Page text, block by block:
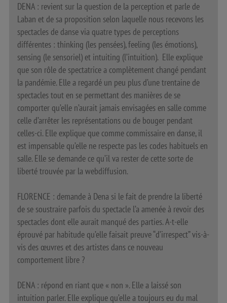
DENA : revient sur la question de la perception et parle de
Laban et de sa proposition selon laquelle nous recevons les
spectacles de danse via quatre types de perceptions
différentes : thinking (les pensées), feeling (les émotions),
sensing (le sensoriel) et intuiting (l’intuition). Elle explique
que son rôle de spectatrice a complètement changé pendant
la pandémie. Elle a regardé un peu plus d’une trentaine de
spectacles tout en se permettant des manières de se
comporter qu’elle n’aurait jamais envisagées en salle comme
celle d’arrêter les représentations ou de bouger pendant
celles-ci. Elle explique que comme commissaire en danse, il
est impensable qu’elle ne respecte pas les codes habituels en
salle. Elle se demande ce qu’il va rester de cette sorte de
liberté trouvée par la webdiffusion.
FLORENCE : demande à Dena si le fait de prendre la liberté
de se soustraire parfois du spectacle l’a amenée à revoir des
spectacles dont elle aurait manqué des parties. A-t-elle
éprouvé par habitude qu’elle faisait preuve “d’irrespect” vis-à-
vis des œuvres et des artistes dans ce nouveau
comportement libre ?
DENA : répond en riant que « non ». Elle a laissé son
intuition parler. Elle explique qu’elle a toujours eu du mal